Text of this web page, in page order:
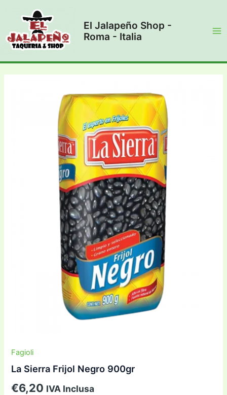
contenuto
El Jalapeño Shop -
Roma - Italia
Fagioli
La Sierra Frijol Negro 900gr
€6,20 IVA Inclusa